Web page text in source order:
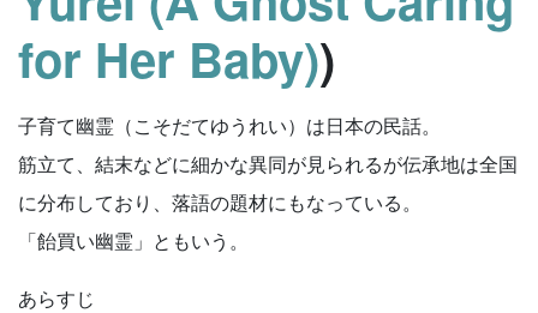
for Her Baby))
子育て幽霊（こそだてゆうれい）は日本の民話。
筋立て、結末などに細かな異同が見られるが伝承地は全国
に分布しており、落語の題材にもなっている。
「飴買い幽霊」ともいう。
あらすじ